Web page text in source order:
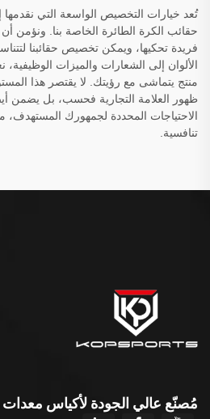
تُعد خيارات التخصيص الواسعة التي نقدمها
حقائب الكرة الطائرة الخاصة بنا. ونؤمن
فريدة تحكيها، ويمكن تخصيص حقائبنا
الألوان إلى الشعارات والميزات
منتج يتماشى مع رؤيتك. لا يقتصر هذا
ظهور العلامة التجارية فحسب، بل يضمن
الاحتياجات المحددة لجمهورك
تنافسية.
مُصنّع عالي الجودة لأكياس معدات